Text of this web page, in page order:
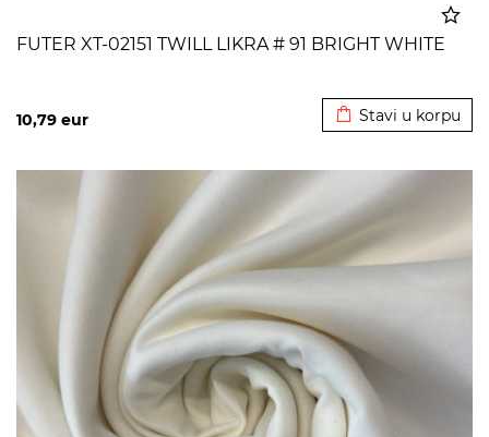
FUTER XT-02151 TWILL LIKRA # 91 BRIGHT WHITE
10,79 eur Stavi u korpu